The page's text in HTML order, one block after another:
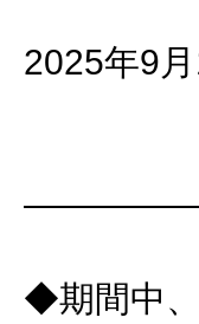
2025年9
◆期間中